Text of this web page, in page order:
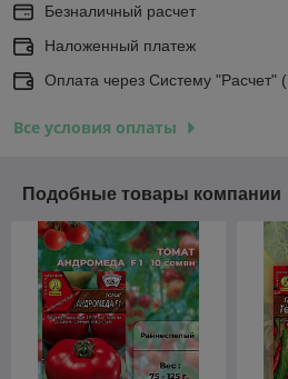
Безналичный расчет
Наложенный платеж
Оплата через Систему "Расчет"
Все условия оплаты
Подобные товары компании